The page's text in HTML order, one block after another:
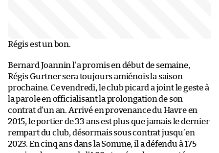
Régis est un bon.
Bernard Joannin l’a promis en début de semaine,
Régis Gurtner sera toujours amiénois la saison
prochaine. Ce vendredi, le club picard a joint le geste à
la parole en officialisant la prolongation de son
contrat d’un an. Arrivé en provenance du Havre en
2015, le portier de 33 ans est plus que jamais le dernier
rempart du club, désormais sous contrat jusqu’en
2023. En cinq ans dans la Somme, il a défendu à 175